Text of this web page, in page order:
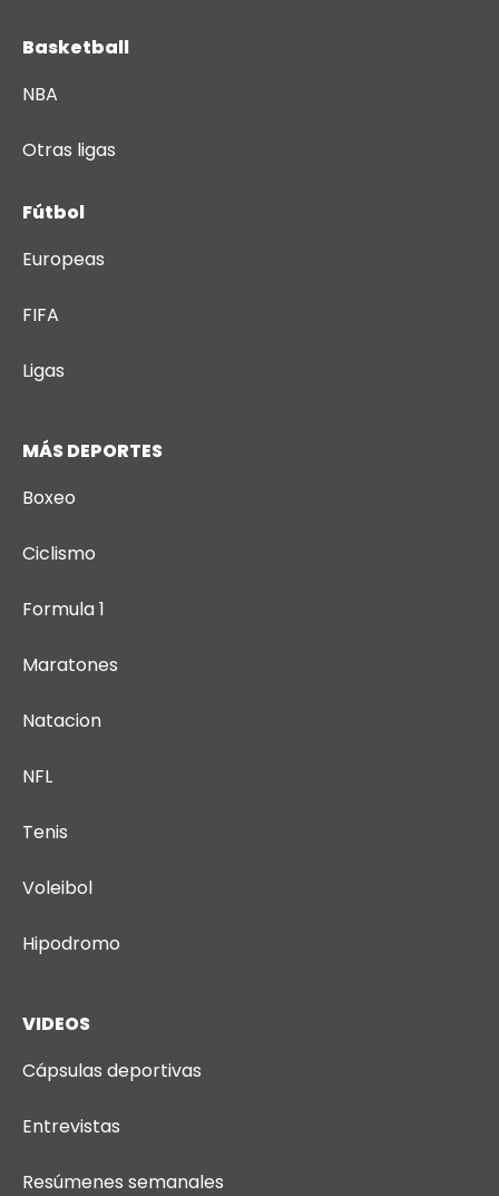
Basketball
NBA
Otras ligas
Fútbol
Europeas
FIFA
Ligas
MÁS DEPORTES
Boxeo
Ciclismo
Formula 1
Maratones
Natacion
NFL
Tenis
Voleibol
Hipodromo
VIDEOS
Cápsulas deportivas
Entrevistas
Resúmenes semanales